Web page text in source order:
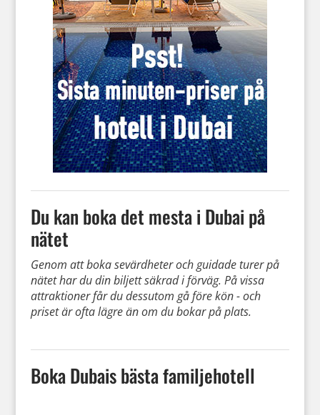
Du kan boka det mesta i Dubai på
nätet
Genom att boka sevärdheter och guidade turer på
nätet har du din biljett säkrad i förväg. På vissa
attraktioner får du dessutom gå före kön - och
priset är ofta lägre än om du bokar på plats.
Boka Dubais bästa familjehotell